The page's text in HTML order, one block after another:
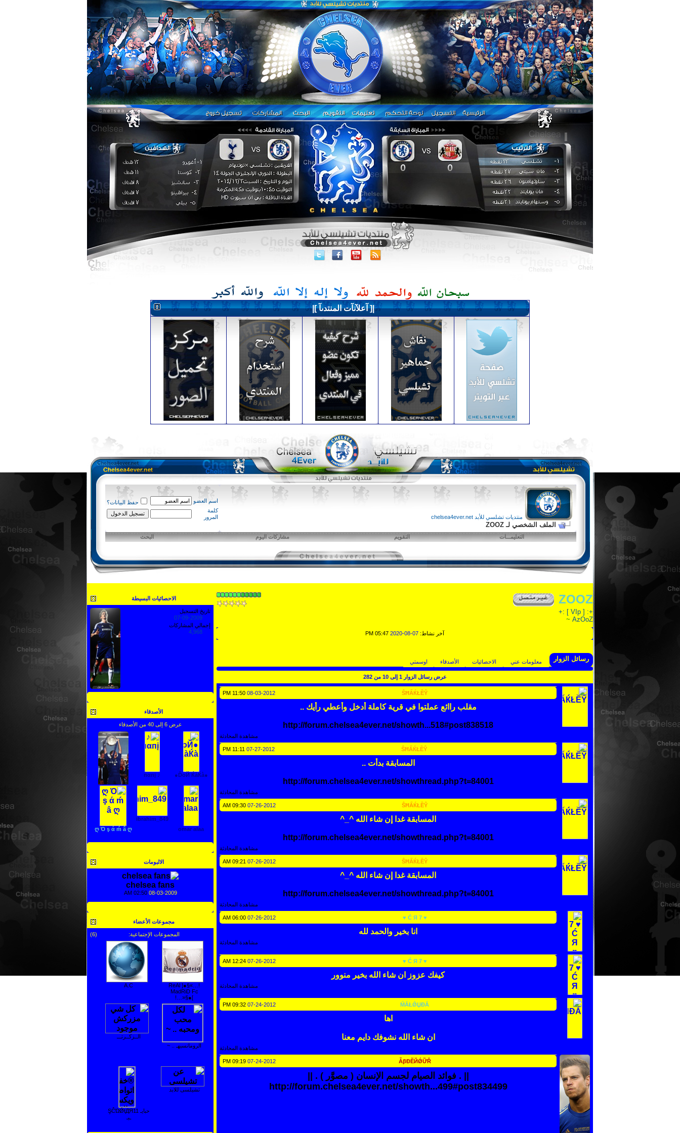
|[ آعلآنآت المنتدىآ ]|
منتديات تشلسي للأبد chelsea4ever.net
الملف الشخصي لـ ZOOZ
اسم العضو
حفظ البيانات؟
كلمة
المرور
التعليمـــات التقويم مشاركات اليوم البحث
ZOOZ
+: [ VIp ] :+
AzOoZ
~
آخر نشاط: 05:47 PM
رسائل الزوار معلومات عني الاحصائيات الأصدقاء اوسمتي
عرض رسائل الزوار 1 إلى 10 من282
08-03-2012
11:50 PM ŜĦẤЌŁỀŶ
مقلب راائع عملتوا في قرية كاملة أدخل وأعطي رأيك ..
http://forum.chelsea4ever.net/showth...518#post838518
مشاهدة المحادثة
07-27-2012
11:11 PM ŜĦẤЌŁỀŶ
المسابقة بدأت ..
http://forum.chelsea4ever.net/showthread.php?t=84001
مشاهدة المحادثة
07-26-2012
09:30 AM ŜĦẤЌŁỀŶ
المسابقة غدا إن شاء الله ^_^
http://forum.chelsea4ever.net/showthread.php?t=84001
مشاهدة المحادثة
07-26-2012
09:21 AM ŜĦẤЌŁỀŶ
المسابقة غدا إن شاء الله ^_^
http://forum.chelsea4ever.net/showthread.php?t=84001
مشاهدة المحادثة
07-26-2012
06:00 AM ♥ 7 Ć Я ♥
انا بخير والحمد لله
مشاهدة المحادثة
07-26-2012
12:24 AM ♥ 7 Ć Я ♥
كيفك عزوز ان شاء الله بخير منوور
مشاهدة المحادثة
07-24-2012
09:32 PM ḾẮŁǾЏĐẮ
اها
ان شاء الله نشوفك دايم معنا
مشاهدة المحادثة
07-24-2012
09:19 PM ẪβĐẼЙǾỮŘ
|| . فوائد الصيام لجسم الإنسان ( مصوَّر ) . ||
http://forum.chelsea4ever.net/showth...499#post834499
الاحصائيات البسيطة
تاريخ التسجيل
07-09-2009
إجمالي المشاركات
4,968
الأصدقاء
عرض 6 إلى 40 من الأصدقاء
●ĎoЙ ЌàЌà●
♪ пαпį
تشيلساوي للأبد
omar alaa
ibrahim_849
ღ Ό ş ά ḿ â ღ
الالبومات
chelsea fans
08-03-2009
02:50 AM
مجموعات الأعضاء
(6) المجموعات الإجتماعية:
!…»§●[ ReAl
MadRiD Fc
]●§«…!
A.C
الرومانسيهـ .. ~
الــزكــرتـــ
تشيلسى للابد
حبايـ ŞĈΏǾtДЯ11
ـبـ